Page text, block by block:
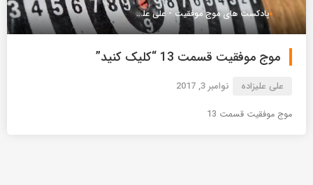
پادکست های موج موفقیت - علی علیزاده
موج موفقیت قسمت 13 “کلیک کنید”
علی علیزاده نوامبر 3, 2017
موج موفقیت قسمت 13